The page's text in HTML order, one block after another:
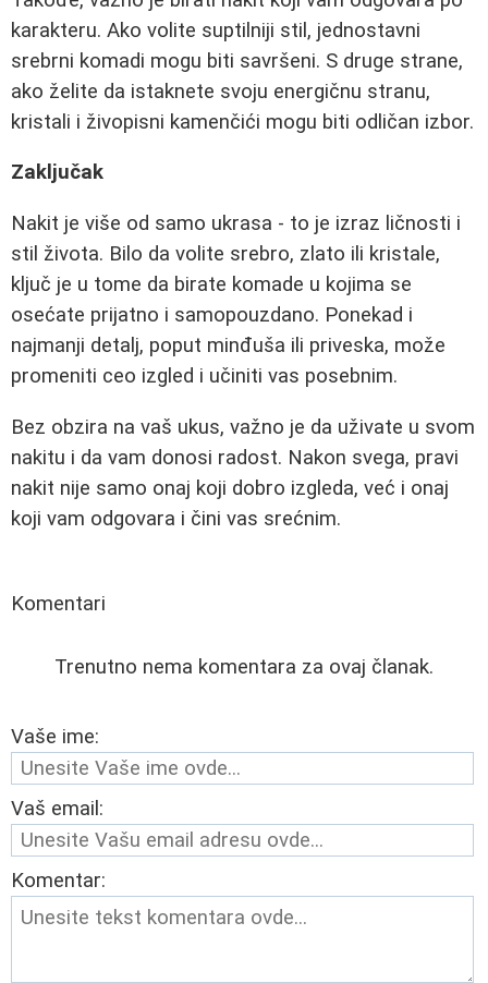
karakteru. Ako volite suptilniji stil, jednostavni
srebrni komadi mogu biti savršeni. S druge strane,
ako želite da istaknete svoju energičnu stranu,
kristali i živopisni kamenčići mogu biti odličan izbor.
Zaključak
Nakit je više od samo ukrasa - to je izraz ličnosti i
stil života. Bilo da volite srebro, zlato ili kristale,
ključ je u tome da birate komade u kojima se
osećate prijatno i samopouzdano. Ponekad i
najmanji detalj, poput minđuša ili priveska, može
promeniti ceo izgled i učiniti vas posebnim.
Bez obzira na vaš ukus, važno je da uživate u svom
nakitu i da vam donosi radost. Nakon svega, pravi
nakit nije samo onaj koji dobro izgleda, već i onaj
koji vam odgovara i čini vas srećnim.
Komentari
Trenutno nema komentara za ovaj članak.
Vaše ime:
Vaš email:
Komentar: